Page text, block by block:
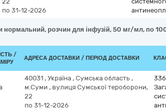
по 31-12-2026
нормальний, розчин для інфузій, 50 мг/мл, по
/
АДРЕСА ДОСТАВКИ / ПЕРІОД ДОСТАВКИ
40031 , Україна , Сумська область ,
м.Суми , вулиця Сумської тероборони,
22
по 31-12-2026